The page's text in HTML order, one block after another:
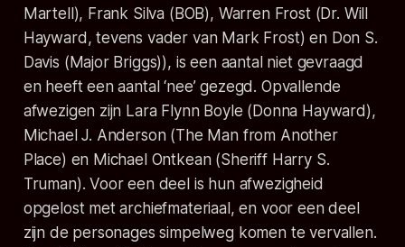
Martell), Frank Silva (BOB), Warren Frost (Dr. Will
Hayward, tevens vader van Mark Frost) en Don S.
Davis (Major Briggs)), is een aantal niet gevraagd
en heeft een aantal ‘nee’ gezegd. Opvallende
afwezigen zijn Lara Flynn Boyle (Donna Hayward),
Michael J. Anderson (The Man from Another
Place) en Michael Ontkean (Sheriff Harry S.
Truman). Voor een deel is hun afwezigheid
opgelost met archiefmateriaal, en voor een deel
zijn de personages simpelweg komen te vervallen.